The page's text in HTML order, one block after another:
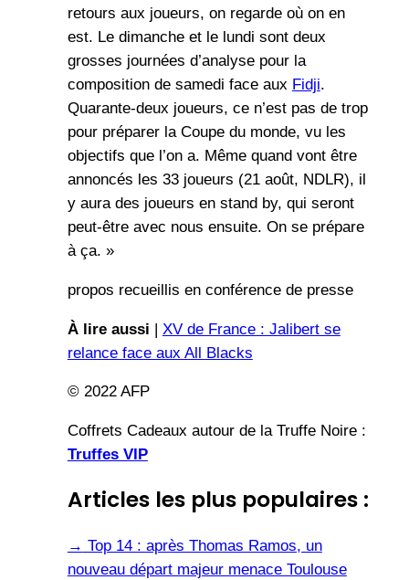
retours aux joueurs, on regarde où on en
est. Le dimanche et le lundi sont deux
grosses journées d’analyse pour la
composition de samedi face aux Fidji.
Quarante-deux joueurs, ce n’est pas de trop
pour préparer la Coupe du monde, vu les
objectifs que l’on a. Même quand vont être
annoncés les 33 joueurs (21 août, NDLR), il
y aura des joueurs en stand by, qui seront
peut-être avec nous ensuite. On se prépare
à ça. »
propos recueillis en conférence de presse
À lire aussi | XV de France : Jalibert se
relance face aux All Blacks
© 2022 AFP
Coffrets Cadeaux autour de la Truffe Noire :
Truffes VIP
Articles les plus populaires :
→ Top 14 : après Thomas Ramos, un
nouveau départ majeur menace Toulouse